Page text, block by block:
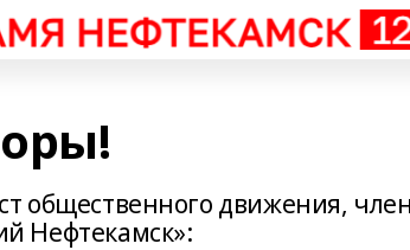
общественного движения,
Нефтекамск»: